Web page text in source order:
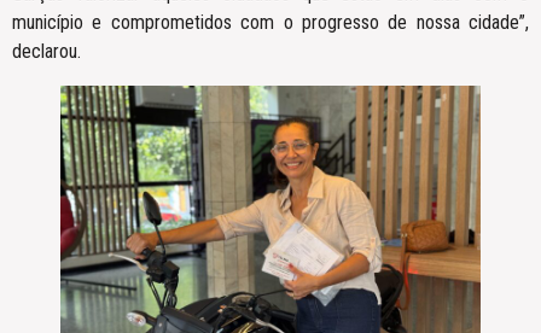
município e comprometidos com o progresso de nossa cidade”,
declarou.